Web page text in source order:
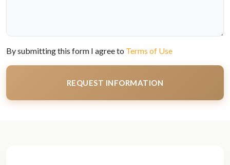
By submitting this form I agree to Terms of Use
REQUEST INFORMATION